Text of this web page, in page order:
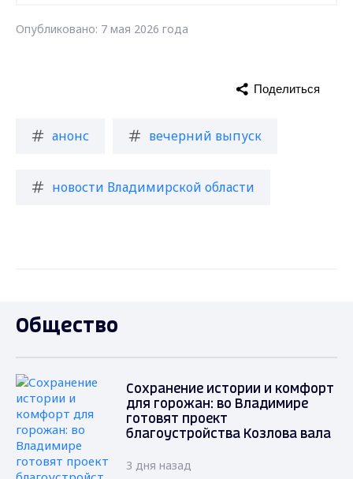
Опубликовано: 7 мая 2026 года
анонс вечерний выпуск
новости Владимирской области
Поделиться
Общество
Сохранение истории и комфорт
для горожан: во Владимире
готовят проект
благоустройства Козлова вала
3 дня назад